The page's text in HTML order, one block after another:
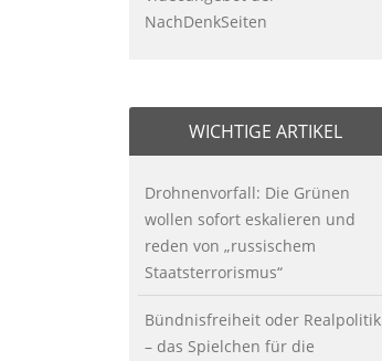
NachDenkSeiten
WICHTIGE ARTIKEL
Drohnenvorfall: Die Grünen
wollen sofort eskalieren und
reden von „russischem
Staatsterrorismus“
Bündnisfreiheit oder Realpolitik
– das Spielchen für die